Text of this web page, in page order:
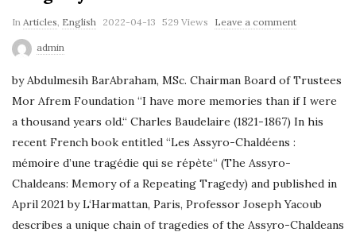
In Articles, English P
l
i
s
h
2022-04-13 529 Views Leave a comment
admin
by Abdulmesih BarAbraham, MSc. Chairman Board of Trustees
Mor Afrem Foundation “I have more memories than if I were
a thousand years old.“ Charles Baudelaire (1821-1867) In his
recent French book entitled “Les Assyro-Chaldéens :
mémoire d’une tragédie qui se répète“ (The Assyro-
Chaldeans: Memory of a Repeating Tragedy) and published in
April 2021 by L‘Harmattan, Paris, Professor Joseph Yacoub
describes a unique chain of tragedies of the Assyro-Chaldeans